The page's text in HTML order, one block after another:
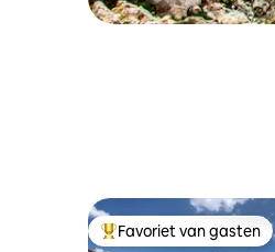
Topfavoriet van gasten
Favoriet van gasten